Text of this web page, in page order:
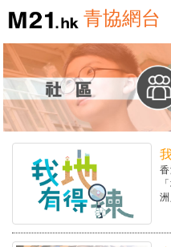
青協網台